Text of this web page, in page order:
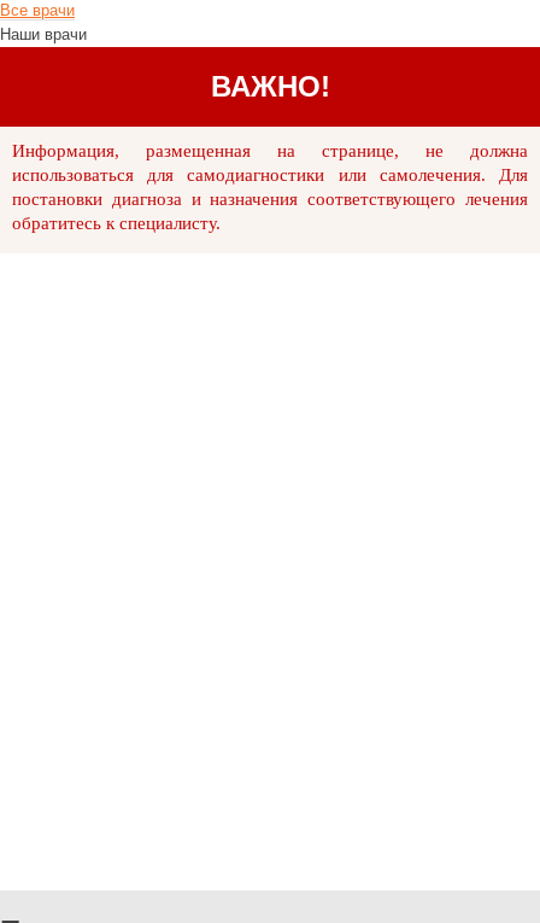
Все врачи
Наши врачи
ВАЖНО!
Информация, размещенная на странице, не должна
использоваться для самодиагностики или самолечения. Для
постановки диагноза и назначения соответствующего лечения
обратитесь к специалисту.